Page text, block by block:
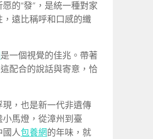
的“發”，是統一種對家
遠比稱呼和口感的纖
是一個視覺的佳兆。帶著
配合的說話與寄意，恰
，也是新一代非遺傳
馬燈，從漳州到臺
國人包養網的年味，就